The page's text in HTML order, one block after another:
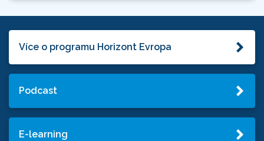
Více o programu Horizont Evropa
Podcast
E-learning